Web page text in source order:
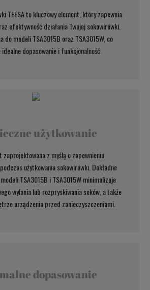
TEESA to kluczowy element, który zapewnia
efektywność działania Twojej sokowirówki.
do modeli TSA3015B oraz TSA3015W, co
dopasowanie i funkcjonalność.
użytkowanie
zaprojektowana z myślą o zapewnieniu
użytkowania sokowirówki. Dokładne
TSA3015B i TSA3015W minimalizuje
wylania lub rozpryskiwania soków, a także
urządzenia przed zanieczyszczeniami.
dopasowanie